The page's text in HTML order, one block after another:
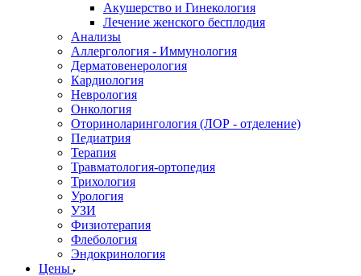
Акушерство и Гинекология
Лечение женского бесплодия
Анализы
Аллергология - Иммунология
Дерматовенерология
Кардиология
Неврология
Онкология
Оториноларингология (ЛОР - отделение)
Педиатрия
Терапия
Травматология-ортопедия
Трихология
Урология
УЗИ
Физиотерапия
Флебология
Эндокринология
Цены